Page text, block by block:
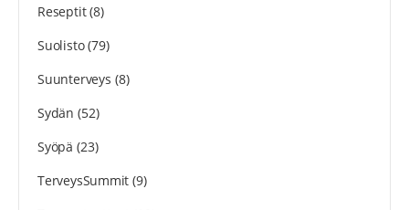
Reseptit(8)
Suolisto(79)
Suunterveys (8)
Sydän (52)
Syöpä (23)
TerveysSummit (9)